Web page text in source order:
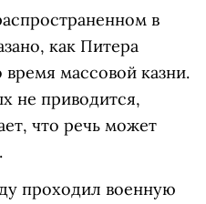
в
как Питера
время массовой казни.
не приводится,
что речь может
проходил военную